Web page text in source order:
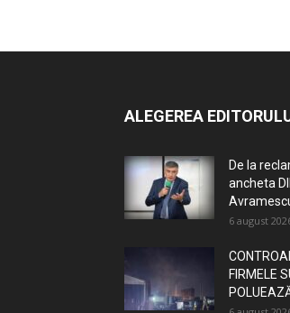
ALEGEREA
De la
ancheta
6 august
FIRMELE